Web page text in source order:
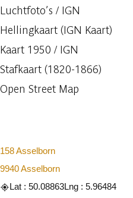
Luchtfoto’s / IGN
Hellingkaart (IGN Kaart)
Kaart 1950 / IGN
Stafkaart (1820-1866)
Open Street Map
158 Asselborn
9940 Asselborn
Lat : 50.08863Lng : 5.96484